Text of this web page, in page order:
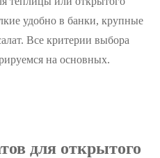
удобно в банки, крупные
Все критерии выбора
на основных.
для открытого